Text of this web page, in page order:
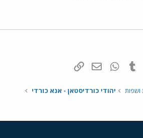
Pinterest
Tumblr
WhatsAppדואר אלקטרוני
ושפות יהודי כורדיסטאן - אנא כורדי